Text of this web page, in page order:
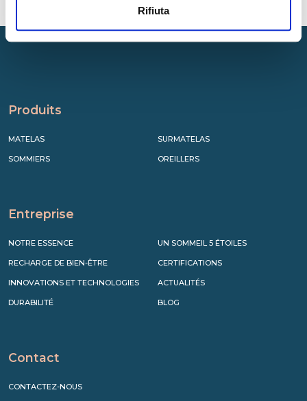
Rifiuta
Produits
MATELAS
SOMMIERS
SURMATELAS
OREILLERS
Entreprise
NOTRE ESSENCE
RECHARGE DE BIEN-ÊTRE
INNOVATIONS ET TECHNOLOGIES
DURABILITÉ
UN SOMMEIL 5 ÉTOILES
CERTIFICATIONS
ACTUALITÉS
BLOG
Contact
CONTACTEZ-NOUS